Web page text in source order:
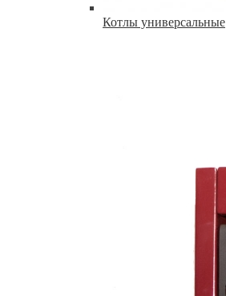
Котлы универсальные